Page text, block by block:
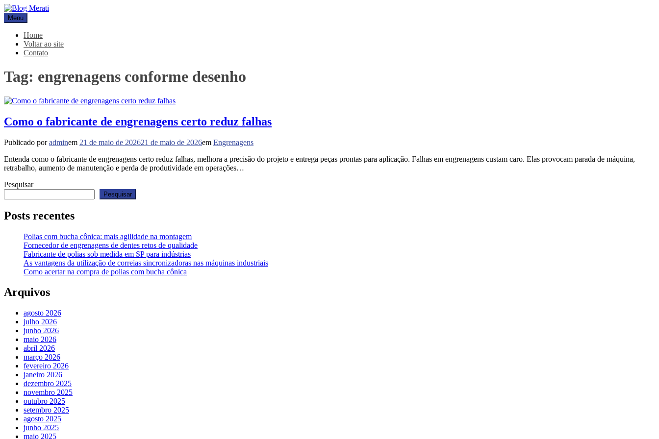
Pular
para
o
conteúdo
Blog Merati
Líder na fabricação de peças para Indústrias
Menu
Home
Voltar ao site
Contato
Tag: engrenagens conforme desenho
Como o fabricante de engrenagens certo reduz falhas
Publicado poradminem 21 de maio de 202621 de maio de 2026em Engrenagens
Entenda como o fabricante de engrenagens certo reduz falhas, melhora a precisão do projeto e entrega peças prontas para aplicação. Falhas em engrenagens custam caro. Elas provocam parada de máquina,
retrabalho, aumento de manutenção e perda de produtividade em operações…
Pesquisar
Pesquisar
Posts recentes
Polias com bucha cônica: mais agilidade na montagem
Fornecedor de engrenagens de dentes retos de qualidade
Fabricante de polias sob medida em SP para indústrias
As vantagens da utilização de correias sincronizadoras nas máquinas industriais
Como acertar na compra de polias com bucha cônica
Arquivos
agosto 2026
julho 2026
junho 2026
maio 2026
abril 2026
março 2026
fevereiro 2026
janeiro 2026
dezembro 2025
novembro 2025
outubro 2025
setembro 2025
agosto 2025
junho 2025
maio 2025